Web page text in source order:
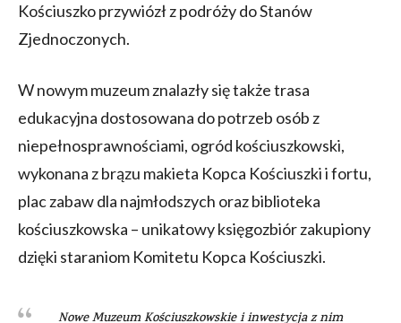
Kościuszko przywiózł z podróży do Stanów
Zjednoczonych.
W nowym muzeum znalazły się także trasa
edukacyjna dostosowana do potrzeb osób z
niepełnosprawnościami, ogród kościuszkowski,
wykonana z brązu makieta Kopca Kościuszki i fortu,
plac zabaw dla najmłodszych oraz biblioteka
kościuszkowska – unikatowy księgozbiór zakupiony
dzięki staraniom Komitetu Kopca Kościuszki.
Nowe Muzeum Kościuszkowskie i inwestycja z nim